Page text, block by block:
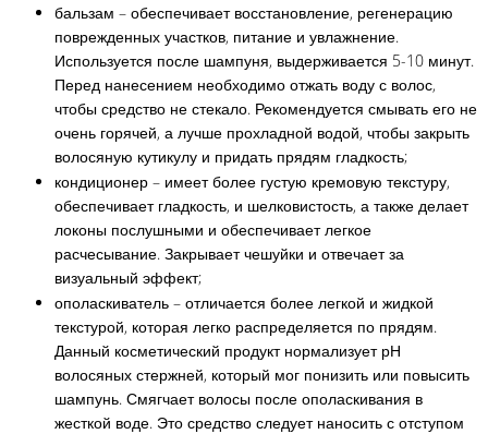
бальзам – обеспечивает восстановление, регенерацию
поврежденных участков, питание и увлажнение.
Используется после шампуня, выдерживается 5-10 минут.
Перед нанесением необходимо отжать воду с волос,
чтобы средство не стекало. Рекомендуется смывать его не
очень горячей, а лучше прохладной водой, чтобы закрыть
волосяную кутикулу и придать прядям гладкость;
кондиционер – имеет более густую кремовую текстуру,
обеспечивает гладкость, и шелковистость, а также делает
локоны послушными и обеспечивает легкое
расчесывание. Закрывает чешуйки и отвечает за
визуальный эффект;
ополаскиватель – отличается более легкой и жидкой
текстурой, которая легко распределяется по прядям.
Данный косметический продукт нормализует рН
волосяных стержней, который мог понизить или повысить
шампунь. Смягчает волосы после ополаскивания в
жесткой воде. Это средство следует наносить с отступом